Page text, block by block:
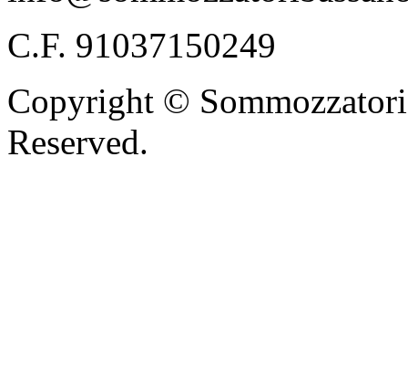
C.F. 91037150249
Copyright ©
Reserved.